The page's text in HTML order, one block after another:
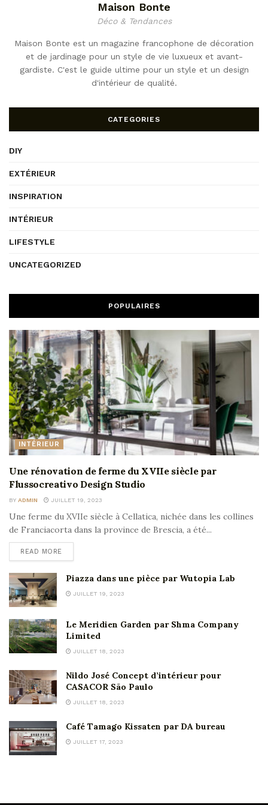
Maison Bonte
Déco & Tendances
Maison Bonte est un magazine francophone de décoration
et de jardinage pour un style de vie luxueux et avant-
gardiste. C'est le guide ultime pour un style et un design
d'intérieur de qualité.
CATEGORIES
DIY
EXTÉRIEUR
INSPIRATION
INTÉRIEUR
LIFESTYLE
UNCATEGORIZED
POPULAIRES
INTÉRIEUR
Une rénovation de ferme du XVIIe siècle par
Flussocreativo Design Studio
BY ADMIN JUILLET 19, 2023
Une ferme du XVIIe siècle à Cellatica, nichée dans les collines
de Franciacorta dans la province de Brescia, a été...
READ MORE
Piazza dans une pièce par Wutopia Lab
JUILLET 19, 2023
Le Meridien Garden par Shma Company
Limited
JUILLET 18, 2023
Nildo José Concept d’intérieur pour
CASACOR São Paulo
JUILLET 18, 2023
Café Tamago Kissaten par DA bureau
JUILLET 17, 2023